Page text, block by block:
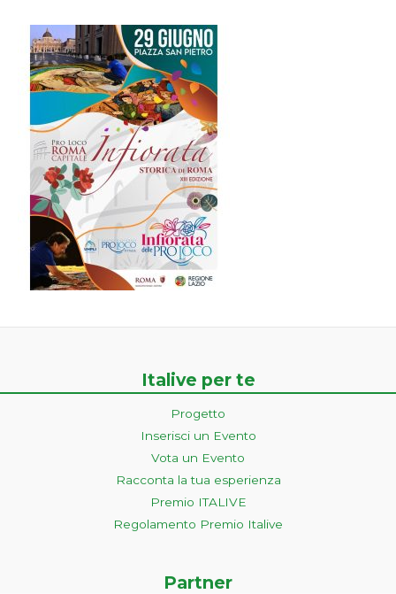
Italive per te
Progetto
Inserisci un Evento
Vota un Evento
Racconta la tua esperienza
Premio ITALIVE
Regolamento Premio Italive
Partner